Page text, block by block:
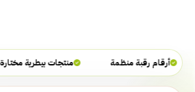
أرقام رقبة منظمة منتجات بيطرية مختارة